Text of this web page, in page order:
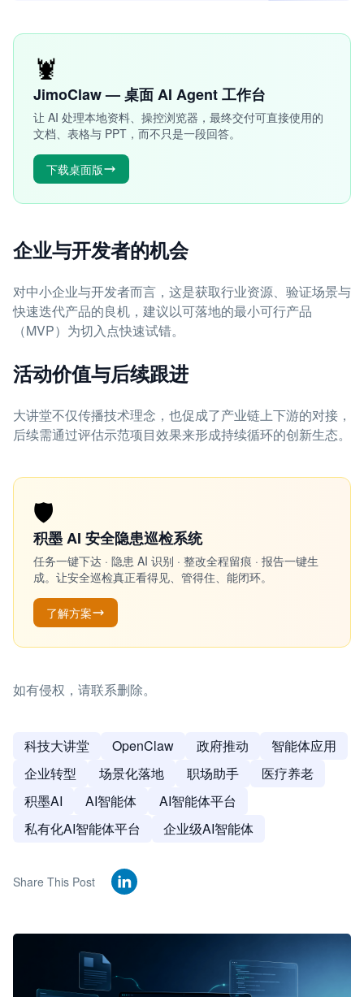
🦞
JimoClaw — 桌面 AI Agent 工作台
让 AI 处理本地资料、操控浏览器，最终交付可直接使用的
文档、表格与 PPT，而不只是一段回答。
下载桌面版
企业与开发者的机会
对中小企业与开发者而言，这是获取行业资源、验证场景与
快速迭代产品的良机，建议以可落地的最小可行产品
（MVP）为切入点快速试错。
活动价值与后续跟进
大讲堂不仅传播技术理念，也促成了产业链上下游的对接，
后续需通过评估示范项目效果来形成持续循环的创新生态。
🛡️
积墨 AI 安全隐患巡检系统
任务一键下达 · 隐患 AI 识别 · 整改全程留痕 · 报告一键生
成。让安全巡检真正看得见、管得住、能闭环。
了解方案
如有侵权，请联系删除。
科技大讲堂 OpenClaw 政府推动
智能体应用
企业转型
场景化落地 职场助手
医疗养老
积墨AI
AI智能体
AI智能体平台
私有化AI智能体平台
企业级AI智能体
Share This Post